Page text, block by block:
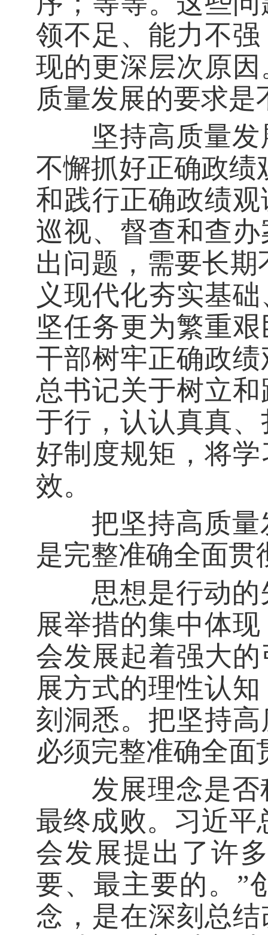
领不足、能力不
现的更深层次原
质量发展的要求
坚持高质量发
不懈抓好正确政绩
和践行正确政绩
巡视、督查和查
出问题，需要长期
义现代化夯实基
坚任务更为繁重
干部树牢正确政
总书记关于树立
于行，认认真真
好制度规矩，将
效。
把坚持高质量
是完整准确全面贯
思想是行动的
展举措的集中体
会发展起着强大
展方式的理性认
刻洞悉。把坚持
必须完整准确全面
发展理念是否
最终成败。习近平
会发展提出了许
要、最主要的。”
念，是在深刻总